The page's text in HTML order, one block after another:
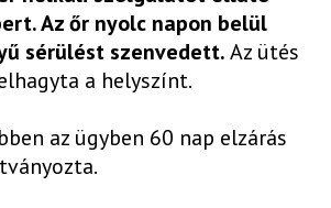
Az őr nyolc napon belül
sérülést szenvedett.Az ütés
a helyszínt.
az ügyben 60 nap elzárás